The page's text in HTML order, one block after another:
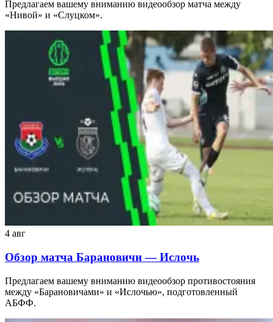
Предлагаем вашему вниманию видеообзор матча между
«Нивой» и «Слуцком».
4 авг
Обзор матча Барановичи — Ислочь
Предлагаем вашему вниманию видеообзор противостояния
между «Барановичами» и «Ислочью», подготовленный
АБФФ.